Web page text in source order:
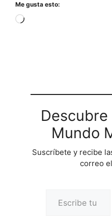
Me gusta esto:
Cargando...
Mundo
Suscríbete y recibe
correo